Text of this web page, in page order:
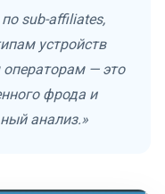
sub-affiliates,
устройств
— это
фрода и
анализ.»